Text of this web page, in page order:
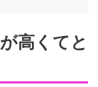
高くてと